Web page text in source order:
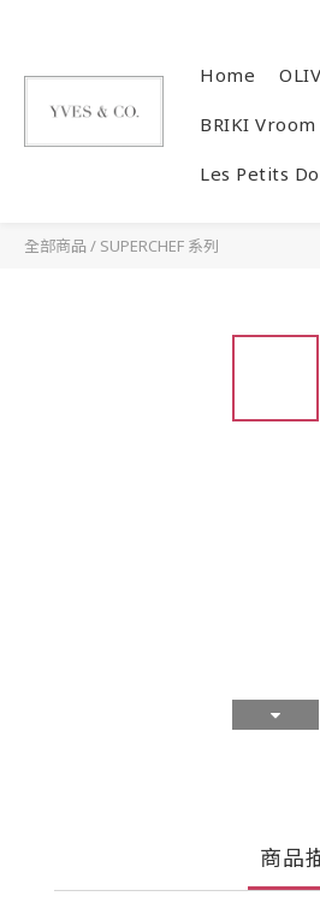
Home
BRIKI
Les Petits
全部商品 / SUPERCHEF 系列
商品